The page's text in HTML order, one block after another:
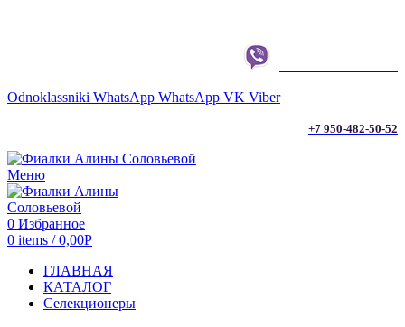
Odnoklassniki WhatsApp WhatsApp VK Viber
+7 950-482-50-52
Меню
0 Избранное
0 items / 0,00Р
ГЛАВНАЯ
КАТАЛОГ
Селекционеры